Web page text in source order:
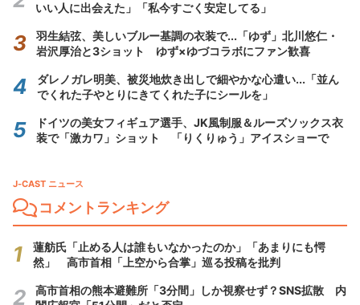
いい人に出会えた」「私今すごく安定してる」
羽生結弦、美しいブルー基調の衣装で...「ゆず」北川悠仁・
岩沢厚治と3ショット ゆず×ゆづコラボにファン歓喜
ダレノガレ明美、被災地炊き出しで細やかな心遣い...「並ん
でくれた子やとりにきてくれた子にシールを」
ドイツの美女フィギュア選手、JK風制服＆ルーズソックス衣
装で「激カワ」ショット 「りくりゅう」アイスショーで
J-CAST ニュース
コメントランキング
蓮舫氏「止める人は誰もいなかったのか」「あまりにも愕
然」 高市首相「上空から合掌」巡る投稿を批判
高市首相の熊本避難所「3分間」しか視察せず？SNS拡散 内